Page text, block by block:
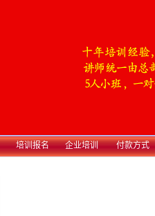
培训报名 企业培训 付款方式